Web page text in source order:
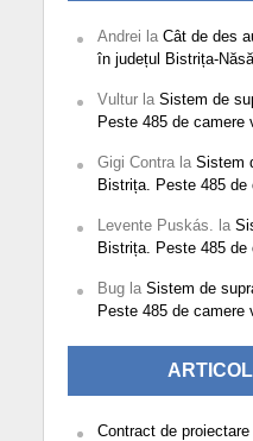
Andrei la Cât de des
în județul Bistrița-
Vulturla Sistem de
Peste 485 de camere
Gigi Contrala Sistem
Bistrița. Peste 485 de
Levente Puskás. la
Bistrița. Peste 485 de
Bugla Sistem de
Peste 485 de camere
Contract de